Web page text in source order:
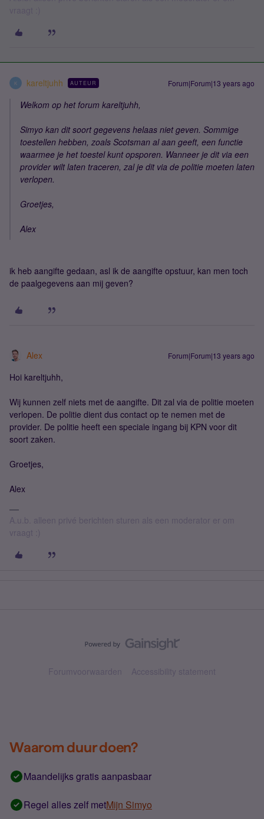
K kareltjuhh AUTEUR Forum|Forum|13 years ago
Welkom op het forum kareltjuhh,
Simyo kan dit soort gegevens helaas niet geven. Sommige
toestellen hebben, zoals Scotsman al aan geeft, een functie
waarmee je het toestel kunt opsporen. Wanneer je dit via een
provider wilt laten traceren, zal je dit via de politie moeten laten
verlopen.
Groetjes,
Alex
ik heb aangifte gedaan, asl ik de aangifte opstuur, kan men toch
de paalgegevens aan mij geven?
Alex Forum|Forum|13 years ago
Hoi kareltjuhh,
Wij kunnen zelf niets met de aangifte. Dit zal via de politie moeten
verlopen. De politie dient dus contact op te nemen met de
provider. De politie heeft een speciale ingang bij KPN voor dit
soort zaken.
Groetjes,
Alex
A.u.b. alleen privé berichten sturen als een moderator er om
vraagt :)
Forumvoorwaarden Accessibility statement
Waarom duur doen?
Maandelijks gratis aanpasbaar
Regel alles zelf metMijn Simyo